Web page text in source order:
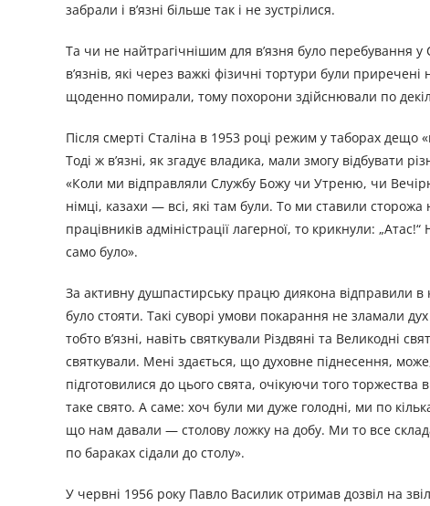
забрали і в’язні більше так і не зустрілися.
Та чи не найтрагічнішим для в’язня було перебування
в’язнів, які через важкі фізичні тортури були
щоденно помирали, тому похорони здійснювали по
Після смерті Сталіна в 1953 році режим у таборах дещо
Тоді ж в’язні, як згадує владика, мали змогу відбувати
«Коли ми відправляли Службу Божу чи Утреню, чи
німці, казахи — всі, які там були. То ми ставили
працівників адміністрації лагерної, то крикнули:
само було».
За активну душпастирську працю диякона відправили в
було стояти. Такі суворі умови покарання не зламали
тобто в’язні, навіть святкували Різдвяні та
святкували. Мені здається, що духовне піднесення,
підготовилися до цього свята, очікуючи того
таке свято. А саме: хоч були ми дуже голодні, ми по
що нам давали — столову ложку на добу. Ми то все
по бараках сідали до столу».
У червні 1956 року Павло Василик отримав дозвіл на